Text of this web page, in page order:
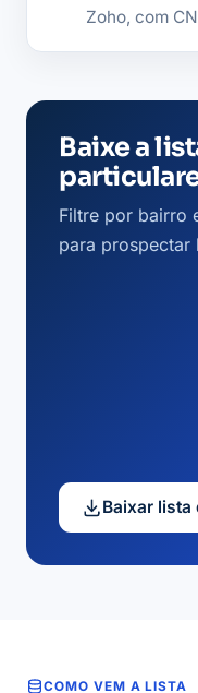
Zoho, com
Baixe a
Filtre por bairro
para prospectar
Baixar lista
COMO VEM A LISTA